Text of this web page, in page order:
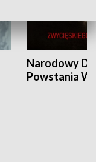
Narodowy
Powstania